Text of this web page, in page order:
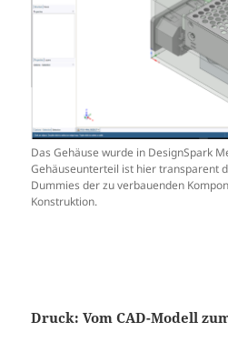
Das Gehäuse wurde in DesignSpark
Gehäuseunterteil ist hier transparent
Dummies der zu verbauenden
Konstruktion.
Druck: Vom CAD-Modell